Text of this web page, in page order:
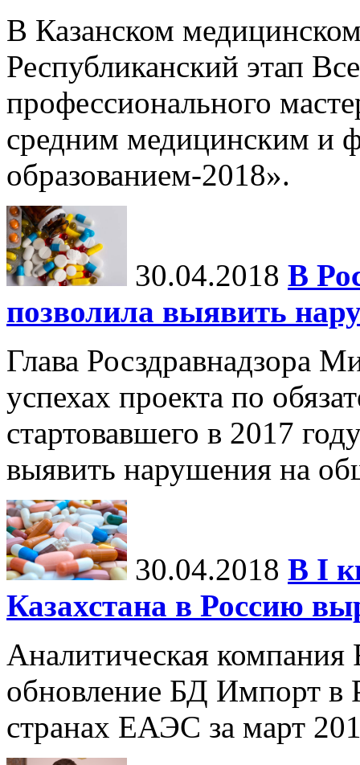
В Казанском
Республиканский этап
профессионального
средним медицинским и
образованием-2018».
30.04.2018 В
позволила выявить
Глава Росздравнадзора
успехах проекта по
стартовавшего в 2017
выявить нарушения на
30.04.2018 В I
Казахстана в Россию
Аналитическая компания
обновление БД Импорт в
странах ЕАЭС за март